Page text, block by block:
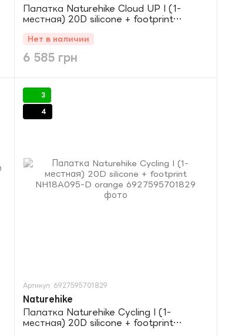
Палатка Naturehike Cloud UP I (1-
местная) 20D silicone + footprint
6 585 грн
Нет в наличии
3
4
Артикул: 6927595701829
Naturehike
Палатка Naturehike Cycling I (1-
местная) 20D silicone + footprint